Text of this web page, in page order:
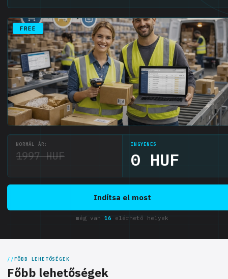
FREE
NORMÁL ÁR:
1997 HUF
INGYENES
0 HUF
Indítsa el most
még van 16 elérhető helyek
FŐBB LEHETŐSÉGEK
Főbb lehetőségek